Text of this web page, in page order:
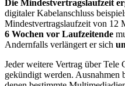
Die Mindestvertragslaufzeit
digitaler Kabelanschluss
Mindestvertragslaufzeit von 12
6 Wochen vor Laufzeitende
Andernfalls verlängert er sich
Jeder weitere Vertrag über Tele
gekündigt werden. Ausnahmen